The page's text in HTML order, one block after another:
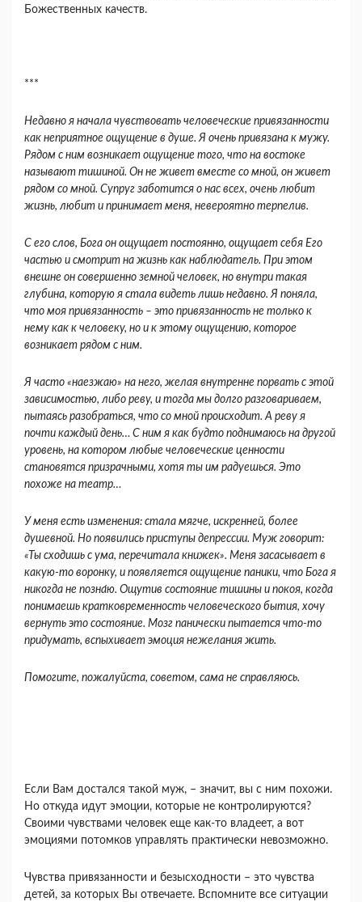
Божественных качеств.
***
Недавно я начала чувствовать человеческие привязанности
как неприятное ощущение в душе. Я очень привязана к мужу.
Рядом с ним возникает ощущение того, что на востоке
называют тишиной. Он не живет вместе со мной, он живет
рядом со мной. Супруг заботится о нас всех, очень любит
жизнь, любит и принимает меня, невероятно терпелив.
С его слов, Бога он ощущает постоянно, ощущает себя Его
частью и смотрит на жизнь как наблюдатель. При этом
внешне он совершенно земной человек, но внутри такая
глубина, которую я стала видеть лишь недавно. Я поняла,
что моя привязанность – это привязанность не только к
нему как к человеку, но и к этому ощущению, которое
возникает рядом с ним.
Я часто «наезжаю» на него, желая внутренне порвать с этой
зависимостью, либо реву, и тогда мы долго разговариваем,
пытаясь разобраться, что со мной происходит. А реву я
почти каждый день… С ним я как будто поднимаюсь на другой
уровень, на котором любые человеческие ценности
становятся призрачными, хотя ты им радуешься. Это
похоже на театр…
У меня есть изменения: стала мягче, искренней, более
душевной. Но появились приступы депрессии. Муж говорит:
«Ты сходишь с ума, перечитала книжек». Меня засасывает в
какую-то воронку, и появляется ощущение паники, что Бога я
никогда не позна́ю. Ощутив состояние тишины и покоя, когда
понимаешь кратковременность человеческого бытия, хочу
вернуть это состояние. Мозг панически пытается что-то
придумать, вспыхивает эмоция нежелания жить.
Помогите, пожалуйста, советом, сама не справляюсь.
Если Вам достался такой муж, – значит, вы с ним похожи.
Но откуда идут эмоции, которые не контролируются?
Своими чувствами человек еще как-то владеет, а вот
эмоциями потомков управлять практически невозможно.
Чувства привязанности и безысходности – это чувства
детей, за которых Вы отвечаете. Вспомните все ситуации